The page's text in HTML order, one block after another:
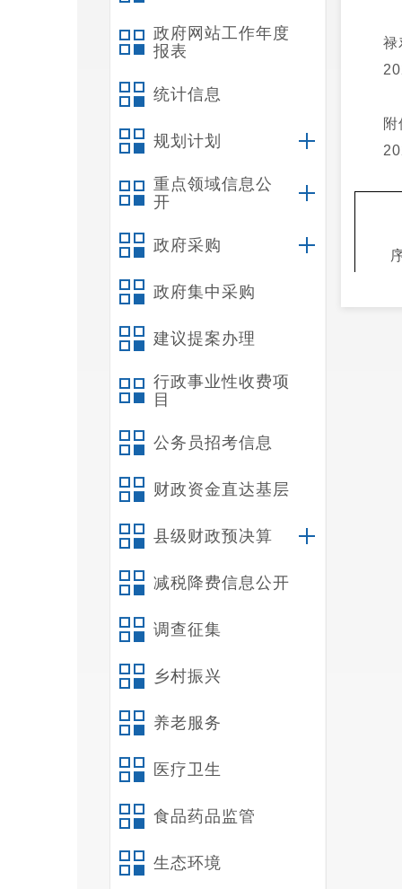
政府网站工作年度
报表
统计信息
规划计划
重点领域信息公
开
政府采购
政府集中采购
建议提案办理
行政事业性收费项
目
公务员招考信息
财政资金直达基层
县级财政预决算
减税降费信息公开
调查征集
乡村振兴
养老服务
医疗卫生
食品药品监管
生态环境
禄